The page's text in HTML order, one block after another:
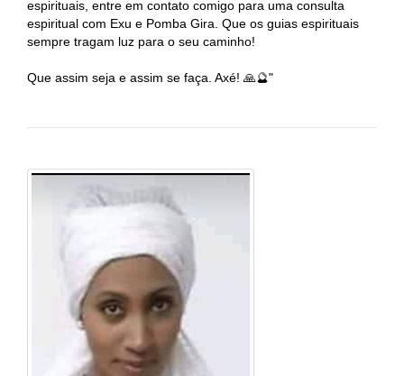
espirituais, entre em contato comigo para uma consulta
espiritual com Exu e Pomba Gira. Que os guias espirituais
sempre tragam luz para o seu caminho!
Que assim seja e assim se faça. Axé! 🙏🔮"